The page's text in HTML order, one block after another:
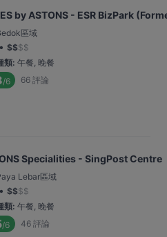
by ASTONS - ESR BizPark
區域
• $$$$
類: 午餐, 晚餐
/6 66 評論
Specialities - SingPost Centre
Lebar區域
• $$$$
類: 午餐, 晚餐
/6 46 評論